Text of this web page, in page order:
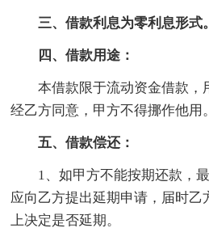
三、借款利息为零利息形式。
四、借款用途：
本借款限于流动资金借款，
经乙方同意，甲方不得挪作他用。
五、借款偿还：
1、如甲方不能按期还款，
应向乙方提出延期申请，届时乙
上决定是否延期。